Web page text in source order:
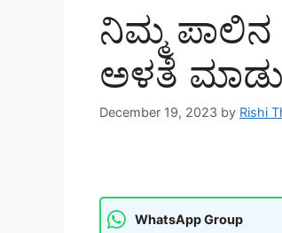
ನಿಮ್ಮ
ಅಳತೆ
December 19, 2023 by Rishi
WhatsApp Group